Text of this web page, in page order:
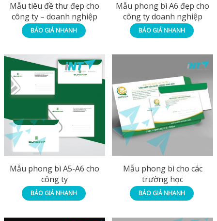
Mẫu tiêu đề thư đẹp cho
công ty – doanh nghiệp
BÁO GIÁ NHANH
Mẫu phong bì A6 đẹp cho
công ty doanh nghiệp
BÁO GIÁ NHANH
Mẫu phong bì A5-A6 cho
công ty
BÁO GIÁ NHANH
Mẫu phong bì cho các
trường học
BÁO GIÁ NHANH